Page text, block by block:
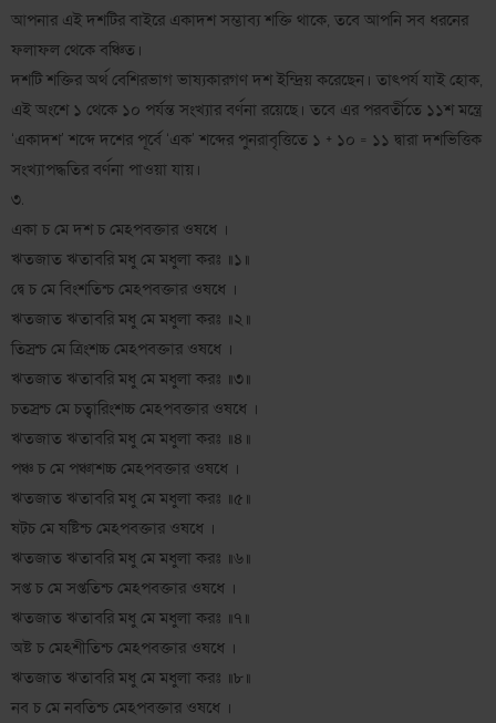
আপনার এই দশটির বাইরে একাদশ সম্ভাব্য শক্তি থাকে, তবে আপনি সব ধরনের
ফলাফল থেকে বঞ্চিত।
দশটি শক্তির অর্থ বেশিরভাগ ভাষ্যকারগণ দশ ইন্দ্রিয় করেছেন। তাৎপর্য যাই হোক,
এই অংশে ১ থেকে ১০ পর্যন্ত সংখ্যার বর্ণনা রয়েছে। তবে এর পরবর্তীতে ১১শ মন্ত্রে
‘একাদশ’ শব্দে দশের পূর্বে ‘এক’ শব্দের পুনরাবৃত্তিতে ১ + ১০ = ১১ দ্বারা দশভিত্তিক
সংখ্যাপদ্ধতির বর্ণনা পাওয়া যায়।
৩.
একা চ মে দশ চ মেঽপবক্তার ওষধে ।
ঋতজাত ঋতাবরি মধু মে মধুলা করঃ ॥১॥
দ্বে চ মে বিংশতিশ্চ মেঽপবক্তার ওষধে ।
ঋতজাত ঋতাবরি মধু মে মধুলা করঃ ॥২॥
তিস্রশ্চ মে ত্রিংশচ্চ মেঽপবক্তার ওষধে ।
ঋতজাত ঋতাবরি মধু মে মধুলা করঃ ॥৩॥
চতস্রশ্চ মে চত্বারিংশচ্চ মেঽপবক্তার ওষধে ।
ঋতজাত ঋতাবরি মধু মে মধুলা করঃ ॥৪॥
পঞ্চ চ মে পঞ্চাশচ্চ মেঽপবক্তার ওষধে ।
ঋতজাত ঋতাবরি মধু মে মধুলা করঃ ॥৫॥
ষট্চ মে ষষ্টিশ্চ মেঽপবক্তার ওষধে ।
ঋতজাত ঋতাবরি মধু মে মধুলা করঃ ॥৬॥
সপ্ত চ মে সপ্ততিশ্চ মেঽপবক্তার ওষধে ।
ঋতজাত ঋতাবরি মধু মে মধুলা করঃ ॥৭॥
অষ্ট চ মেঽশীতিশ্চ মেঽপবক্তার ওষধে ।
ঋতজাত ঋতাবরি মধু মে মধুলা করঃ ॥৮॥
নব চ মে নবতিশ্চ মেঽপবক্তার ওষধে ।